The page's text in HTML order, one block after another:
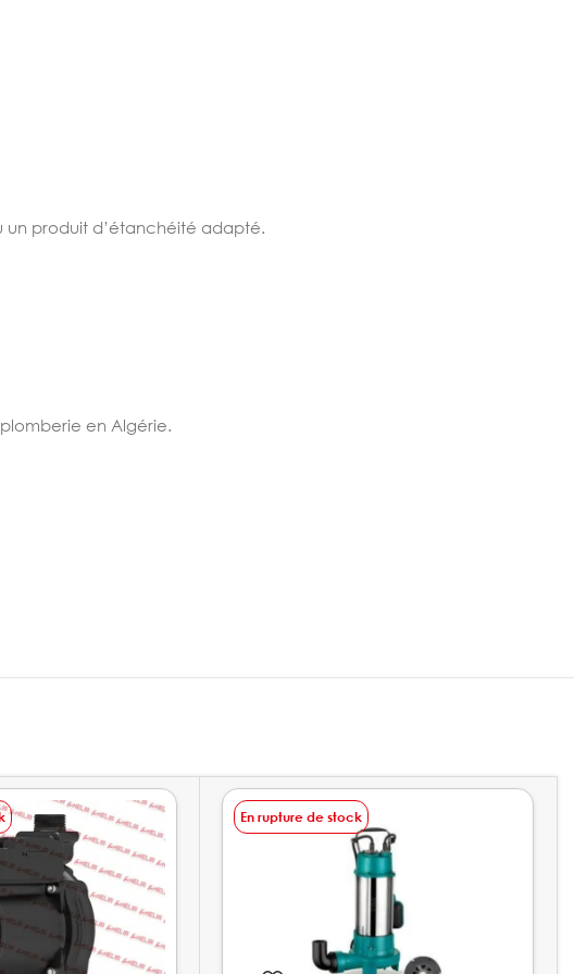
un produit d’étanchéité adapté.
en Algérie.
En rupture de stock